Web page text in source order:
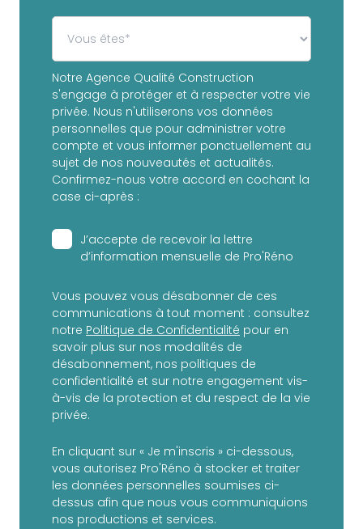
Notre Agence Qualité Construction
s'engage à protéger et à respecter votre vie
privée. Nous n'utiliserons vos données
personnelles que pour administrer votre
compte et vous informer ponctuellement au
sujet de nos nouveautés et actualités.
Confirmez-nous votre accord en cochant la
case ci-après :
J’accepte de recevoir la lettre
d’information mensuelle de Pro'Réno
Vous pouvez vous désabonner de ces
communications à tout moment : consultez
notre Politique de Confidentialité pour en
savoir plus sur nos modalités de
désabonnement, nos politiques de
confidentialité et sur notre engagement vis-
à-vis de la protection et du respect de la vie
privée.
En cliquant sur « Je m'inscris » ci-dessous,
vous autorisez Pro'Réno à stocker et traiter
les données personnelles soumises ci-
dessus afin que nous vous communiquions
nos productions et services.